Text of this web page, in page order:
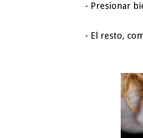
- Presionar
- El resto,